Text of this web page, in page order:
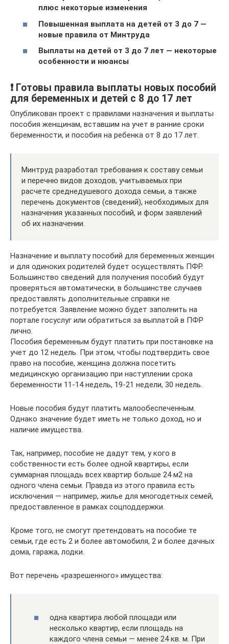
плюс некоторые изменения
Повышенная выплата на детей от 3 до 7 —
новые правила от Минтруда
Выплаты на детей от 3 до 7 лет — некоторые
особенности и нюансы
❗ Готовы правила выплаты новых пособий
для беременных и детей с 8 до 17 лет
Опубликован проект с правилами назначения и выплаты
пособия женщинам, вставшим на учет в ранние сроки
беременности, и пособия на ребенка от 8 до 17 лет.
Минтруд разработал требования к составу семьи
и перечню видов доходов, учитываемых при
расчете среднедушевого дохода семьи, а также
перечень документов (сведений), необходимых для
назначения указанных пособий, и форм заявлений
об их назначении.
Назначение и выплату пособий для беременных женщин
и для одиноких родителей будет осуществлять ПФР.
Большинство сведений для получения пособий будут
проверяться автоматически, в большинстве случаев
предоставлять дополнительные справки не
потребуется. Заявление можно будет заполнить на
портале госуслуг или обратиться за выплатой в ПФР
лично.
Пособия беременным будут платить при постановке на
учет до 12 недель. При этом, чтобы подтвердить свое
право на пособие, женщина должна посетить
медицинскую организацию при наступлении срока
беременности 11-14 недель, 19-21 недели, 30 недель.
Новые пособия будут платить малообеспеченным.
Однако значение будет иметь не только доход, но и
наличие имущества.
Так, например, пособие не дадут тем, у кого в
собственности есть более одной квартиры, если
суммарная площадь всех квартир больше 24 м2 на
одного члена семьи. Правда из этого правила есть
исключения — например, жилье для многодетных семей,
предоставленное в рамках соцподдержки.
Кроме того, не смогут претендовать на пособие те
семьи, где есть 2 и более автомобиля, 2 и более дачных
дома, гаража, лодки.
Вот перечень «разрешенного» имущества:
одна квартира любой площади или
несколько квартир, если площадь на
каждого члена семьи — менее 24 кв. м. При